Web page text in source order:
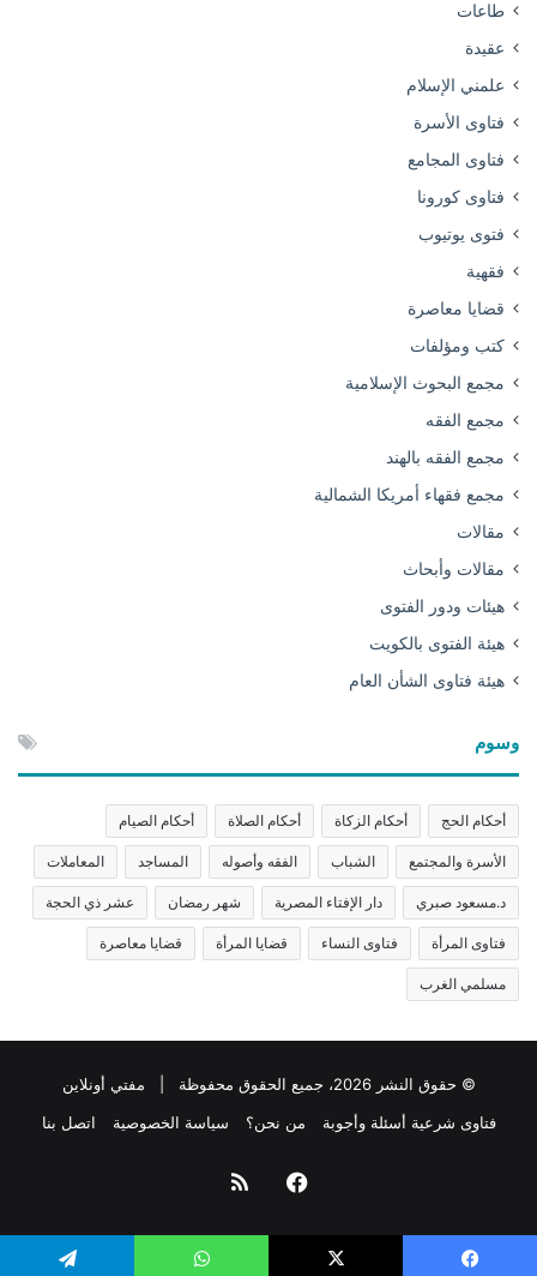
طاعات
عقيدة
علمني الإسلام
فتاوى الأسرة
فتاوى المجامع
فتاوى كورونا
فتوى يوتيوب
فقهية
قضايا معاصرة
كتب ومؤلفات
مجمع البحوث الإسلامية
مجمع الفقه
مجمع الفقه بالهند
مجمع فقهاء أمريكا الشمالية
مقالات
مقالات وأبحاث
هيئات ودور الفتوى
هيئة الفتوى بالكويت
هيئة فتاوى الشأن العام
وسوم
أحكام الحج أحكام الزكاة أحكام الصلاة أحكام الصيام
الأسرة والمجتمع الشباب الفقه وأصوله المساجد المعاملات
د.مسعود صبري دار الإفتاء المصرية شهر رمضان عشر ذي الحجة
فتاوى المرأة فتاوى النساء قضايا المرأة قضايا معاصرة
مسلمي الغرب
© حقوق النشر 2026، جميع الحقوق محفوظة | مفتي أونلاين
فتاوى شرعية أسئلة وأجوبة
من نحن؟ سياسة الخصوصية اتصل بنا
فيسبوك
الموقع